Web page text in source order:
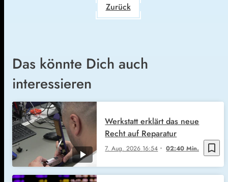
Zurück
Das könnte Dich auch
interessieren
bookmark_border
7. Aug. 2026 16:54 02:40 Min.
Werkstatt erklärt das neue
Recht auf Reparatur